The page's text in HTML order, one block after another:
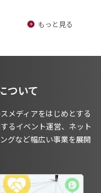
もっと見る
ついて
メディアをはじめとする
るイベント運営、ネット
グなど幅広い事業を展開